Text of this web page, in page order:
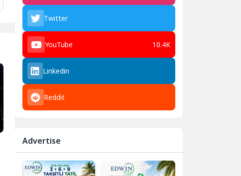
Twitter
YouTube 10.4K
Linkedin
Reddit
Advertise